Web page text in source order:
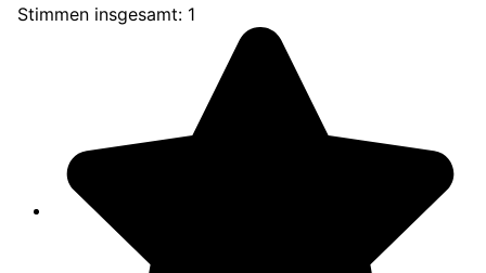
Bewertung:5/5
Stimmen insgesamt: 1